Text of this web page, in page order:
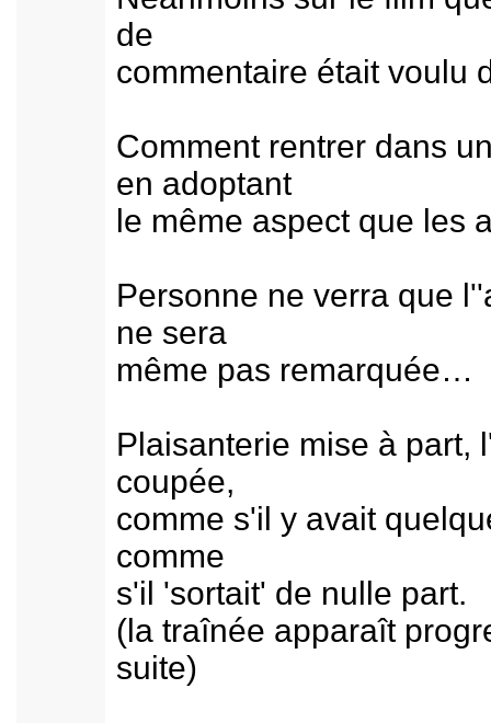
de
commentaire était voulu
Comment rentrer dans
en adoptant
le même aspect que les
Personne ne verra que
ne sera
même pas remarquée…
Plaisanterie mise à part,
coupée,
comme s'il y avait
comme
s'il 'sortait' de nulle part.
(la traînée apparaît
suite)